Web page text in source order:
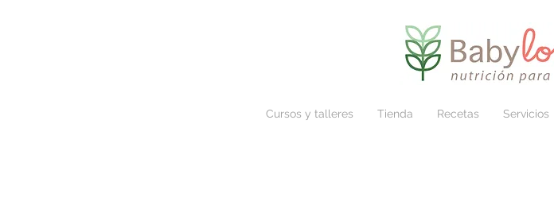
Cursos y talleres Tienda Recetas Servicios